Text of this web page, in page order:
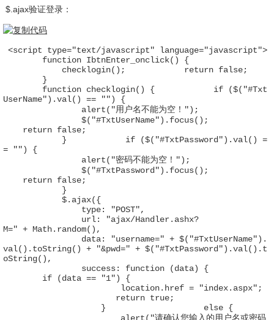
$.ajax验证登录：
<script type="text/javascript" language="javascript">
function IbtnEnter_onclick() {
checklogin();            return false;
}
function checklogin() {            if ($("#Txt
UserName").val() == "") {
alert("用户名不能为空！");
$("#TxtUserName").focus();
return false;
}            if ($("#TxtPassword").val() =
= "") {
alert("密码不能为空！");
$("#TxtPassword").focus();
return false;
}
$.ajax({
type: "POST",
url: "ajax/Handler.ashx?
M=" + Math.random(),
data: "username=" + $("#TxtUserName").
val().toString() + "&pwd=" + $("#TxtPassword").val().t
oString(),
success: function (data) {
if (data == "1") {
location.href = "index.aspx";
return true;
}                    else {